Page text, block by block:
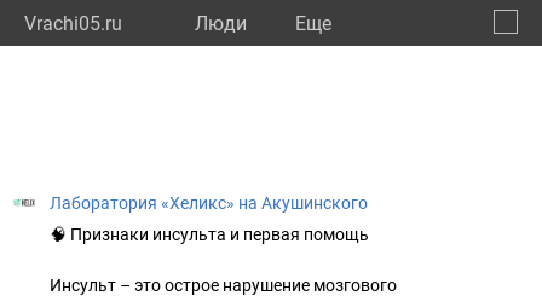
Vrachi05.ru Люди Eще
Лаборатория «Хеликс» на Акушинского
🧠 Признаки инсульта и первая помощь
Инсульт – это острое нарушение мозгового